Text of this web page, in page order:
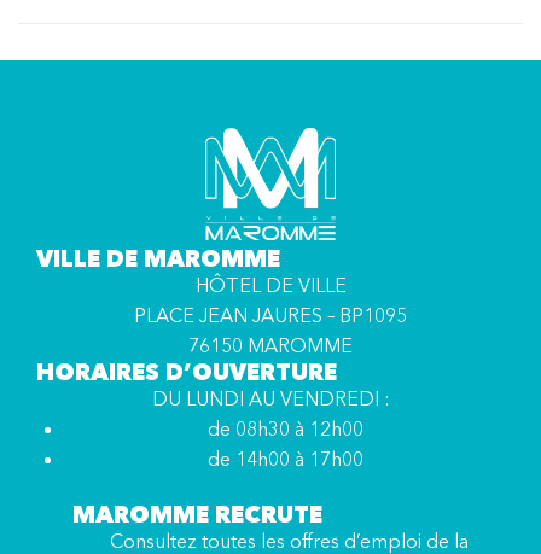
VILLE DE MAROMME
HÔTEL DE VILLE
PLACE JEAN JAURES – BP1095
76150 MAROMME
HORAIRES D’OUVERTURE
DU LUNDI AU VENDREDI :
de 08h30 à 12h00
de 14h00 à 17h00
MAROMME RECRUTE
Consultez toutes les offres d’emploi de la